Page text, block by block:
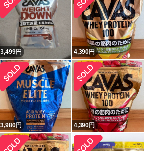
3,499円 4,390円
3,980円 4,390円